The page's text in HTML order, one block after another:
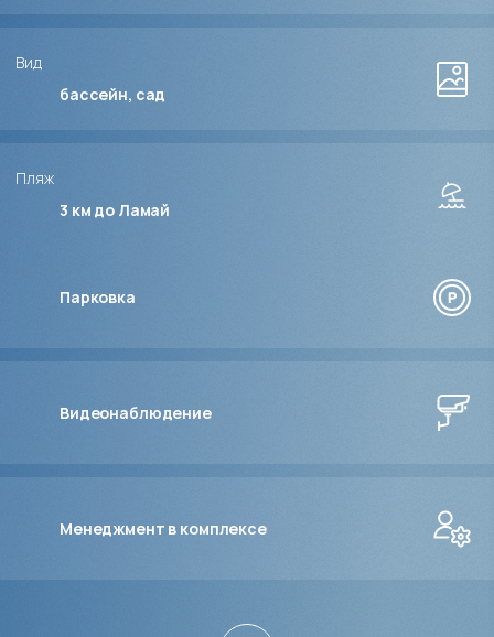
Вид
бассейн, сад
Пляж
3 км до Ламай
Парковка
Видеонаблюдение
Менеджмент в комплексе